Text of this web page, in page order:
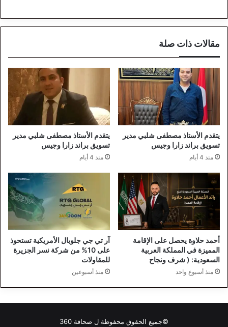
مقالات ذات صلة
يتقدم الأستاذ مصطفى شلبي مدير
تسويق براند زارا وجيس
منذ 4 أيام
يتقدم الأستاذ مصطفى شلبي مدير
تسويق براند زارا وجيس
منذ 4 أيام
أحمد حلاوة يحصل على الإقامة
المميزة في المملكة العربية
السعودية: ( شرف ونجاح
منذ أسبوع واحد
آر تي جي جلوبال الأمريكية تستحوذ
على 10% من شركة نسر الجزيرة
للمقاولات
منذ أسبوعين
©جميع الحقوق محفوظة ل صحافة 360